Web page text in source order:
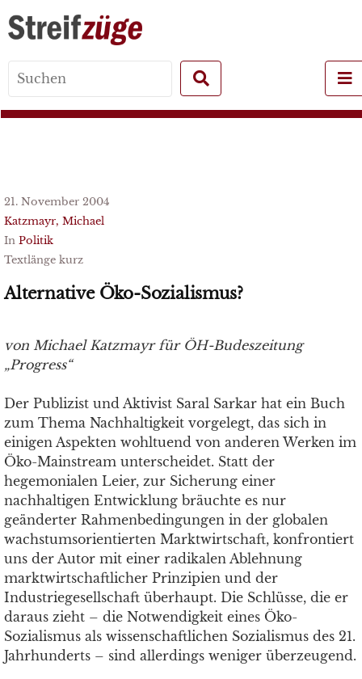
for:
21. November 2004
Katzmayr, Michael
In Politik
Textlänge kurz
Alternative Öko-Sozialismus?
von Michael Katzmayr für ÖH-Budeszeitung
„Progress“
Der Publizist und Aktivist Saral Sarkar hat ein Buch
zum Thema Nachhaltigkeit vorgelegt, das sich in
einigen Aspekten wohltuend von anderen Werken im
Öko-Mainstream unterscheidet. Statt der
hegemonialen Leier, zur Sicherung einer
nachhaltigen Entwicklung bräuchte es nur
geänderter Rahmenbedingungen in der globalen
wachstumsorientierten Marktwirtschaft, konfrontiert
uns der Autor mit einer radikalen Ablehnung
marktwirtschaftlicher Prinzipien und der
Industriegesellschaft überhaupt. Die Schlüsse, die er
daraus zieht – die Notwendigkeit eines Öko-
Sozialismus als wissenschaftlichen Sozialismus des 21.
Jahrhunderts – sind allerdings weniger überzeugend.